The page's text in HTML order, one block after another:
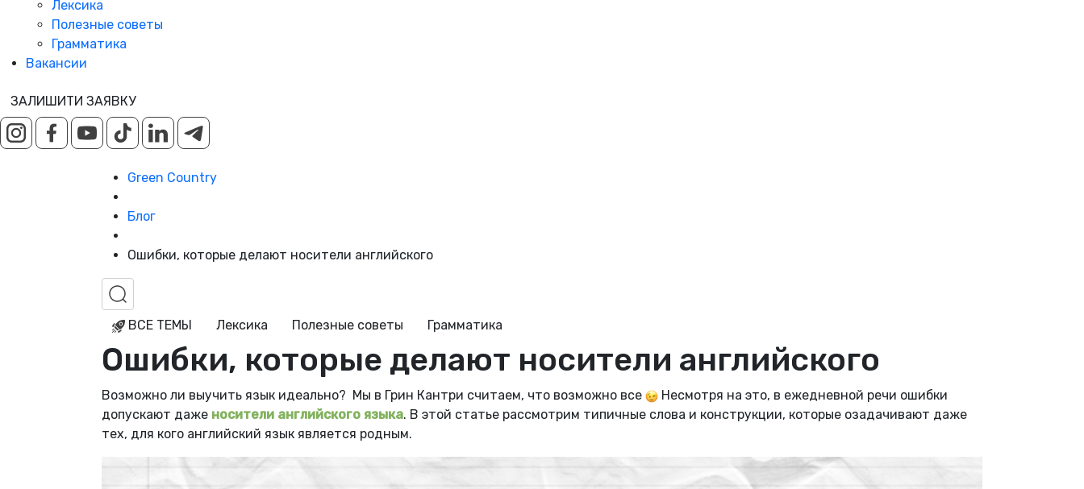
Лексика
Полезные советы
Грамматика
Вакансии
ЗАЛИШИТИ ЗАЯВКУ
Green Country
Блог
Ошибки, которые делают носители английского
ВСЕ ТЕМЫ Лексика Полезные советы Грамматика
Ошибки, которые делают носители английского
Возможно ли выучить язык идеально? Мы в Грин Кантри считаем, что возможно все
Несмотря на это, в ежедневной речи ошибки
допускают даже носители английского языка. В этой статье рассмотрим типичные слова и конструкции, которые озадачивают даже
тех, для кого английский язык является родным.